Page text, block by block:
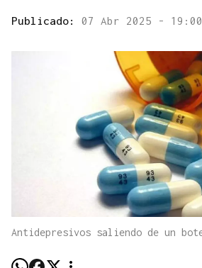
Publicado: 07 Abr 2025 - 19:00
Antidepresivos saliendo de un